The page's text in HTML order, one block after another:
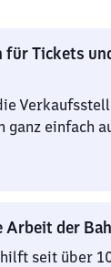
für Tickets
ganz einfach
Arbeit der
seit über